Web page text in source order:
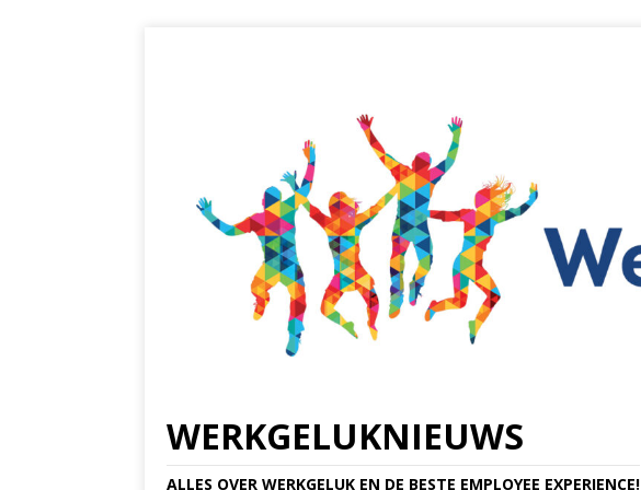
WERKGELUKNIEUWS
ALLES OVER WERKGELUK EN DE BESTE EMPLOYEE EXPERIENCE!